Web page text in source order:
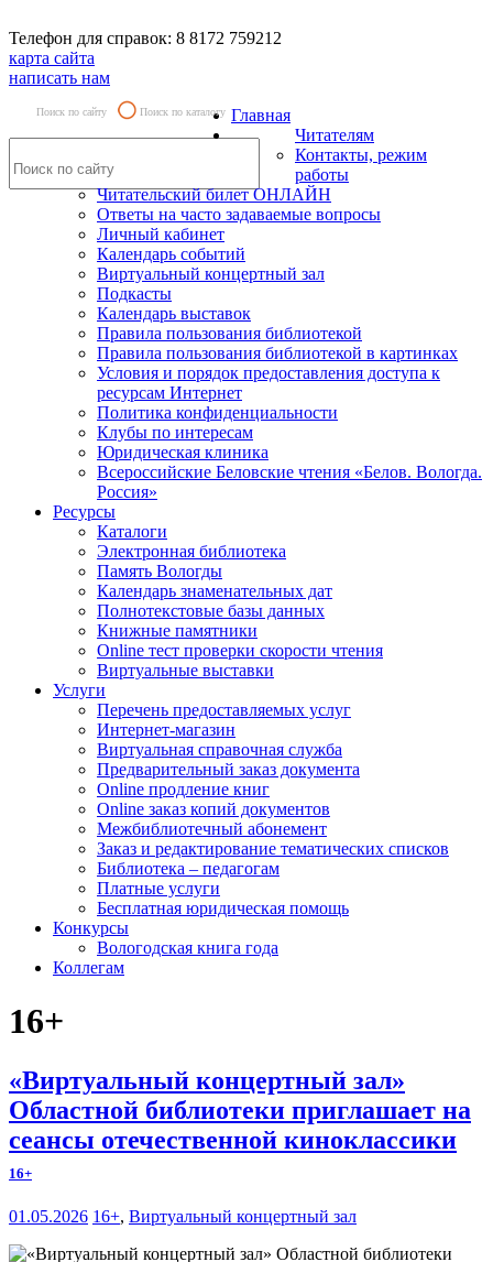
Телефон для справок: 8 8172 759212
карта сайта
написать нам
Поиск по сайту Поиск по каталогу Главная
Читателям
Контакты, режим
работы
Читательский билет ОНЛАЙН
Ответы на часто задаваемые вопросы
Личный кабинет
Календарь событий
Виртуальный концертный зал
Подкасты
Календарь выставок
Правила пользования библиотекой
Правила пользования библиотекой в картинках
Условия и порядок предоставления доступа к
ресурсам Интернет
Политика конфиденциальности
Клубы по интересам
Юридическая клиника
Всероссийские Беловские чтения «Белов. Вологда.
Россия»
Ресурсы
Каталоги
Электронная библиотека
Память Вологды
Календарь знаменательных дат
Полнотекстовые базы данных
Книжные памятники
Online тест проверки скорости чтения
Виртуальные выставки
Услуги
Перечень предоставляемых услуг
Интернет-магазин
Виртуальная справочная служба
Предварительный заказ документа
Online продление книг
Online заказ копий документов
Межбиблиотечный абонемент
Заказ и редактирование тематических списков
Библиотека – педагогам
Платные услуги
Бесплатная юридическая помощь
Конкурсы
Вологодская книга года
Коллегам
16+
«Виртуальный концертный зал»
Областной библиотеки приглашает на
сеансы отечественной киноклассики
16+
01.05.2026 16+, Виртуальный концертный зал